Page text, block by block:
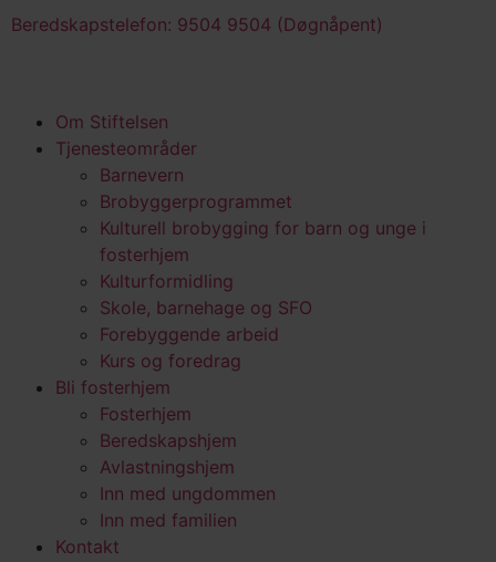
Beredskapstelefon: 9504 9504 (Døgnåpent)
Om Stiftelsen
Tjenesteområder
Barnevern
Brobyggerprogrammet
Kulturell brobygging for barn og unge i
fosterhjem
Kulturformidling
Skole, barnehage og SFO
Forebyggende arbeid
Kurs og foredrag
Bli fosterhjem
Fosterhjem
Beredskapshjem
Avlastningshjem
Inn med ungdommen
Inn med familien
Kontakt